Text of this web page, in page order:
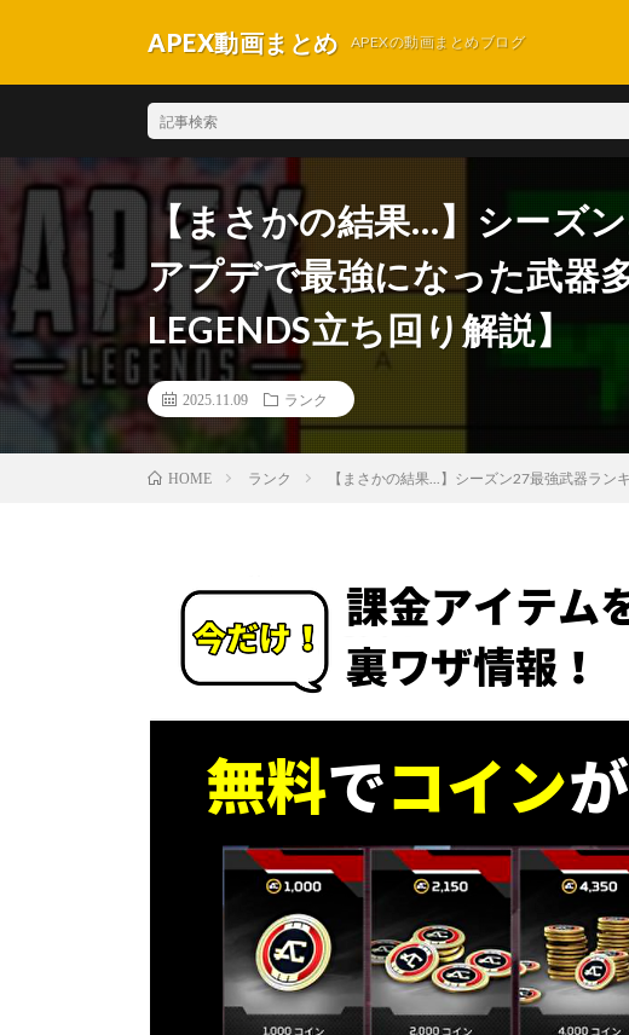
APEX動画まとめ APEXの動画まとめブログ
【まさかの結果…】シーズ
アプデで最強になった武器
LEGENDS立ち回り解説】
2025.11.09 ランク
HOME ランク 【まさかの結果...】シーズン27最強武器ラン